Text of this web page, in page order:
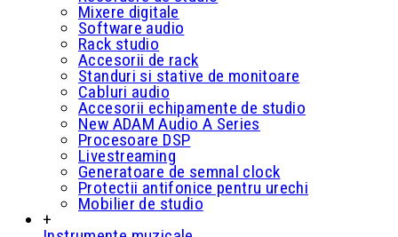
Mixere digitale
Software audio
Rack studio
Accesorii de rack
Standuri si stative de monitoare
Cabluri audio
Accesorii echipamente de studio
New ADAM Audio A Series
Procesoare DSP
Livestreaming
Generatoare de semnal clock
Protectii antifonice pentru urechi
Mobilier de studio
+